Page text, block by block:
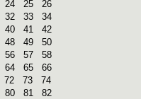
24 25
26
32 33
34
40 41
42
48 49
50
56 57
58
64 65
66
72 73
74
80 81
82